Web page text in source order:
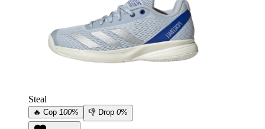
Steal
🔥 Cop 100% 👎 Drop 0%